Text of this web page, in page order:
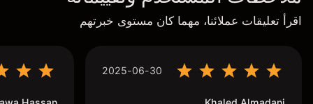
اقرأ تعليقات عملائنا، مهما كان مستوى خبرتهم
2025-06-30